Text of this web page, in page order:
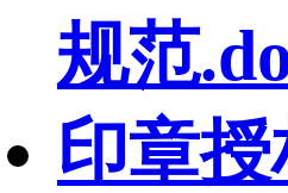
规范
印章